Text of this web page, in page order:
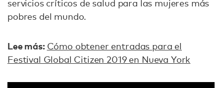
servicios críticos de salud para las mujeres más
pobres del mundo.
Lee más: Cómo obtener entradas para el
Festival Global Citizen 2019 en Nueva York